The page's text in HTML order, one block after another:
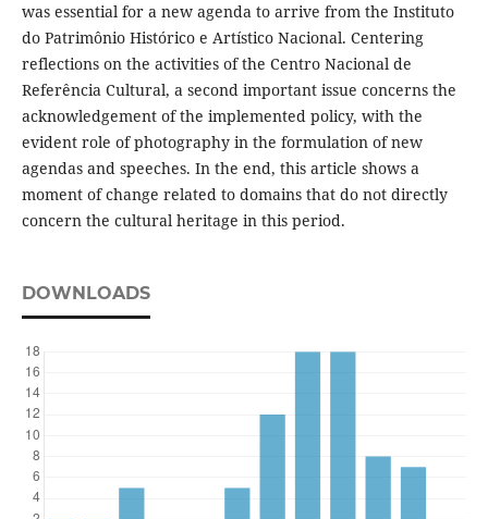
was essential for a new agenda to arrive from the Instituto
do Patrimônio Histórico e Artístico Nacional. Centering
reflections on the activities of the Centro Nacional de
Referência Cultural, a second important issue concerns the
acknowledgement of the implemented policy, with the
evident role of photography in the formulation of new
agendas and speeches. In the end, this article shows a
moment of change related to domains that do not directly
concern the cultural heritage in this period.
DOWNLOADS